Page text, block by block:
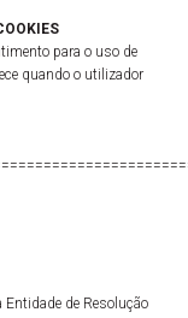
para o uso de
quando o utilizador
de Resolução